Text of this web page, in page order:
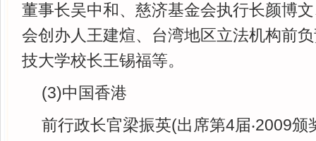
董事长吴中和、慈济基金会执行长颜博
会创办人王建煊、台湾地区立法机构前
技大学校长王锡福等。
(3)中国香港
前行政长官梁振英(出席第4届‧2009颁